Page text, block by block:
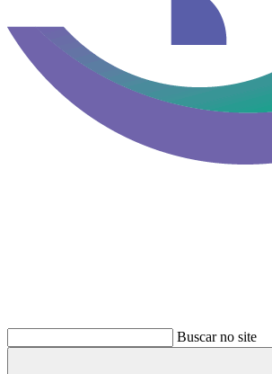
Buscar no site